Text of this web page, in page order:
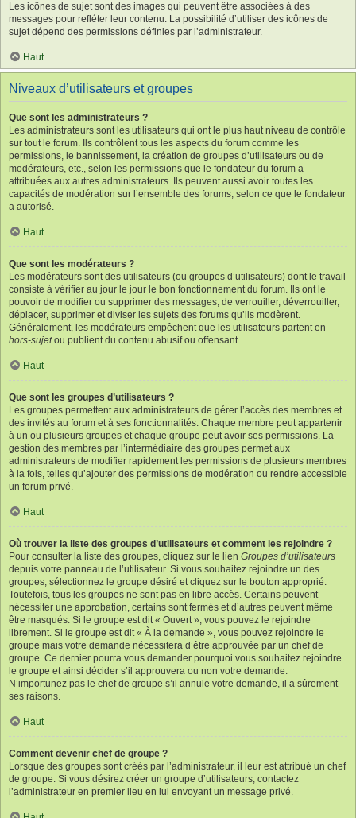
Les icônes de sujet sont des images qui peuvent être associées à des
messages pour refléter leur contenu. La possibilité d’utiliser des icônes de
sujet dépend des permissions définies par l’administrateur.
Haut
Niveaux d’utilisateurs et groupes
Que sont les administrateurs ?
Les administrateurs sont les utilisateurs qui ont le plus haut niveau de contrôle
sur tout le forum. Ils contrôlent tous les aspects du forum comme les
permissions, le bannissement, la création de groupes d’utilisateurs ou de
modérateurs, etc., selon les permissions que le fondateur du forum a
attribuées aux autres administrateurs. Ils peuvent aussi avoir toutes les
capacités de modération sur l’ensemble des forums, selon ce que le fondateur
a autorisé.
Haut
Que sont les modérateurs ?
Les modérateurs sont des utilisateurs (ou groupes d’utilisateurs) dont le travail
consiste à vérifier au jour le jour le bon fonctionnement du forum. Ils ont le
pouvoir de modifier ou supprimer des messages, de verrouiller, déverrouiller,
déplacer, supprimer et diviser les sujets des forums qu’ils modèrent.
Généralement, les modérateurs empêchent que les utilisateurs partent en
hors-sujetou publient du contenu abusif ou offensant.
Haut
Que sont les groupes d’utilisateurs ?
Les groupes permettent aux administrateurs de gérer l’accès des membres et
des invités au forum et à ses fonctionnalités. Chaque membre peut appartenir
à un ou plusieurs groupes et chaque groupe peut avoir ses permissions. La
gestion des membres par l’intermédiaire des groupes permet aux
administrateurs de modifier rapidement les permissions de plusieurs membres
à la fois, telles qu’ajouter des permissions de modération ou rendre accessible
un forum privé.
Haut
Où trouver la liste des groupes d’utilisateurs et comment les rejoindre ?
Pour consulter la liste des groupes, cliquez sur le lien Groupes d’utilisateurs
depuis votre panneau de l’utilisateur. Si vous souhaitez rejoindre un des
groupes, sélectionnez le groupe désiré et cliquez sur le bouton approprié.
Toutefois, tous les groupes ne sont pas en libre accès. Certains peuvent
nécessiter une approbation, certains sont fermés et d’autres peuvent même
être masqués. Si le groupe est dit « Ouvert », vous pouvez le rejoindre
librement. Si le groupe est dit « À la demande », vous pouvez rejoindre le
groupe mais votre demande nécessitera d’être approuvée par un chef de
groupe. Ce dernier pourra vous demander pourquoi vous souhaitez rejoindre
le groupe et ainsi décider s’il approuvera ou non votre demande.
N’importunez pas le chef de groupe s’il annule votre demande, il a sûrement
ses raisons.
Haut
Comment devenir chef de groupe ?
Lorsque des groupes sont créés par l’administrateur, il leur est attribué un chef
de groupe. Si vous désirez créer un groupe d’utilisateurs, contactez
l’administrateur en premier lieu en lui envoyant un message privé.